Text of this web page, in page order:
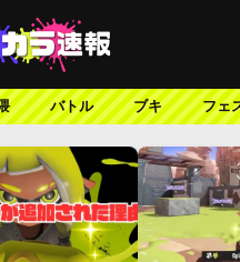
バトル ブキ フェ